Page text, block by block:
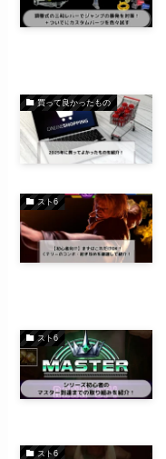
買って良かったもの
スト6
スト6
スト6